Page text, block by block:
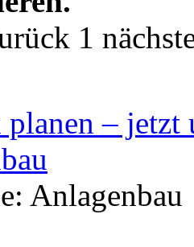
1
– jetzt
Anlagenbau